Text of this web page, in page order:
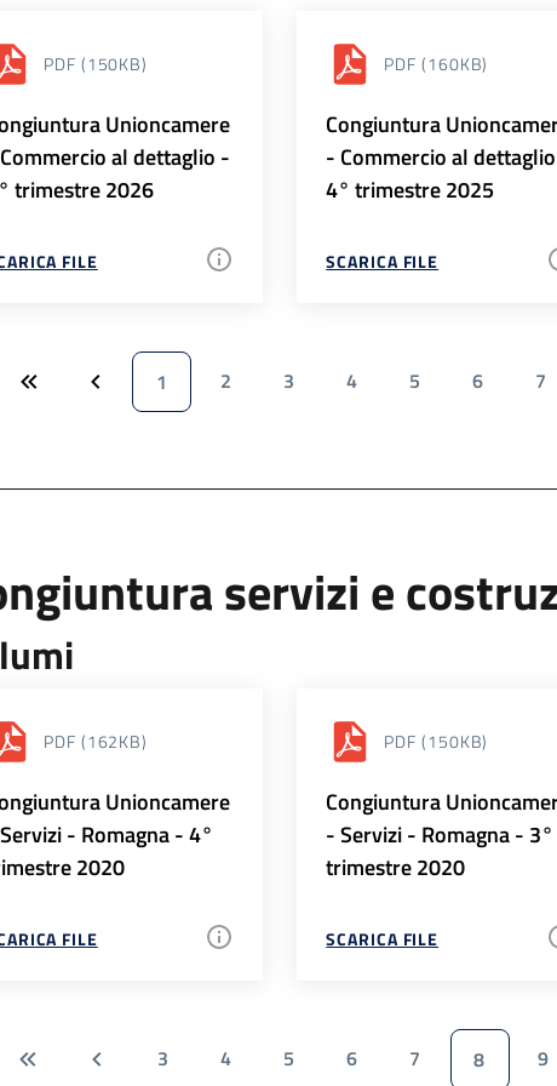
PDF (150KB)
Unioncamere
al dettaglio -
trimestre 2026
FILE
PDF (160KB)
Congiuntura
- Commercio al
4° trimestre 2025
SCARICA FILE
1 2 3 4 5 6 7
servizi e
PDF (162KB)
Unioncamere
- Romagna - 4°
2020
FILE
PDF (150KB)
Congiuntura
- Servizi - Romagna - 3°
trimestre 2020
SCARICA FILE
3 4 5 6 7 8 9